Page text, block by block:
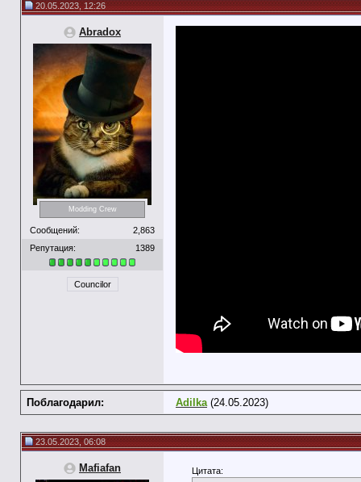
20.05.2023, 12:26
Abradox
Modding Crew
Сообщений:
2,863
Репутация:
1389
Councilor
Поблагодарил: Adilka(24.05.2023)
23.05.2023, 06:08
Mafiafan Цитата: